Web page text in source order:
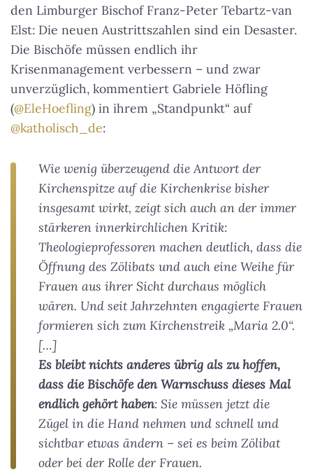
den Limburger Bischof Franz-Peter Tebartz-van
Elst: Die neuen Austrittszahlen sind ein Desaster.
Die Bischöfe müssen endlich ihr
Krisenmanagement verbessern – und zwar
unverzüglich, kommentiert Gabriele Höfling
(@EleHoefling) in ihrem „Standpunkt“ auf
@katholisch_de:
Wie wenig überzeugend die Antwort der
Kirchenspitze auf die Kirchenkrise bisher
insgesamt wirkt, zeigt sich auch an der immer
stärkeren innerkirchlichen Kritik:
Theologieprofessoren machen deutlich, dass die
Öffnung des Zölibats und auch eine Weihe für
Frauen aus ihrer Sicht durchaus möglich
wären. Und seit Jahrzehnten engagierte Frauen
formieren sich zum Kirchenstreik „Maria 2.0“.
[…]
Es bleibt nichts anderes übrig als zu hoffen,
dass die Bischöfe den Warnschuss dieses Mal
endlich gehört haben: Sie müssen jetzt die
Zügel in die Hand nehmen und schnell und
sichtbar etwas ändern – sei es beim Zölibat
oder bei der Rolle der Frauen.